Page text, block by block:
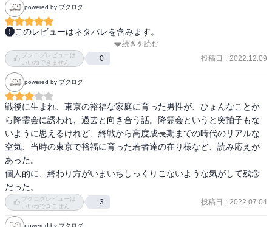
powered by ブクログ
このレビューはネタバレを含みます。
『降霊会という名の告白タイム！衝撃の事実が次々と…』
戦後の急速に変わりゆく社会を経験した主人公。
強く心に残った少年時代、大学生時代の想い出の知られざる事実
が、降霊会で明かされる…
今では考えられないようなことも、当時の社会状況では仕方がなか
ったのかな…と考えさせられました。
続きを読む
ブクログレビューは
いいねできません
0 投稿日 : 2022.12.09
powered by ブクログ
戦後に生まれ、東京の裕福な家庭に育った男性が、ひょんなことか
ら降霊会に誘われ、過去と向き合う話。降霊会というと突拍子もな
いように思えるけれど、終戦から高度成長期までの時代のリアルな
空気、当時の東京で裕福に育った若者達の在り様など、読み応えが
あった。
個人的に、終わり方がいまいちしっくりこないような気がして残念
だった。
ブクログレビューは
いいねできません
3 投稿日 : 2022.07.04
powered by ブクログ